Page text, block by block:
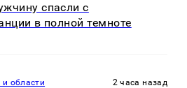
спасли с
в полной темноте
области 2 часа назад